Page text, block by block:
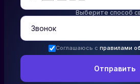
Выберите способ
Соглашаюсь с правилами